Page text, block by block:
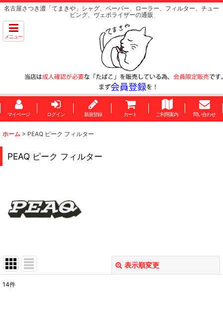
名古屋さつき濃「てまきや」シャグ、ペーパー、ローラー、フィルター、チュー
ビング、ヴェポライザーの通販
メニュー
マイページ ログイン 新規登録 カート ご利用案内 問い合わせ
ホーム > PEAQ ピーク フィルター
PEAQ ピーク フィルター
表示順変更
14件